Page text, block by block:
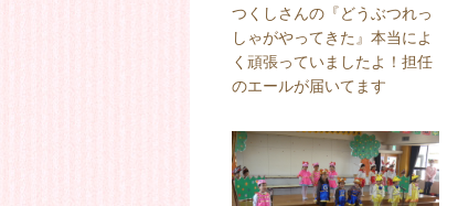
つくしさんの『どうぶつれっ
しゃがやってきた』本当によ
く頑張っていましたよ！担任
のエールが届いてます